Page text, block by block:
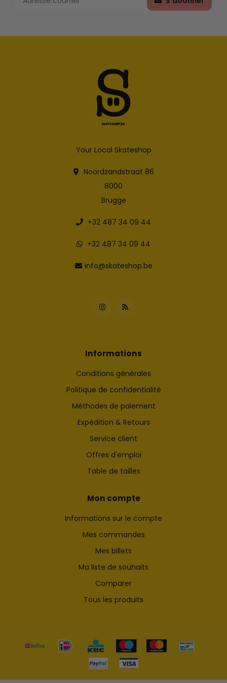
Your Local Skateshop
Noordzandstraat 86
8000
Brugge
+32 487 34 09 44
+32 487 34 09 44
info@skateshop.be
Informations
Conditions générales
Politique de confidentialité
Méthodes de paiement
Expédition & Retours
Service client
Offres d'emploi
Table de tailles
Mon compte
Informations sur le compte
Mes commandes
Mes billets
Ma liste de souhaits
Comparer
Tous les produits